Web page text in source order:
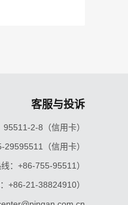
客服与投诉
2-8（信用卡）
（信用卡）
：+86-755-95511）
+86-21-38824910）